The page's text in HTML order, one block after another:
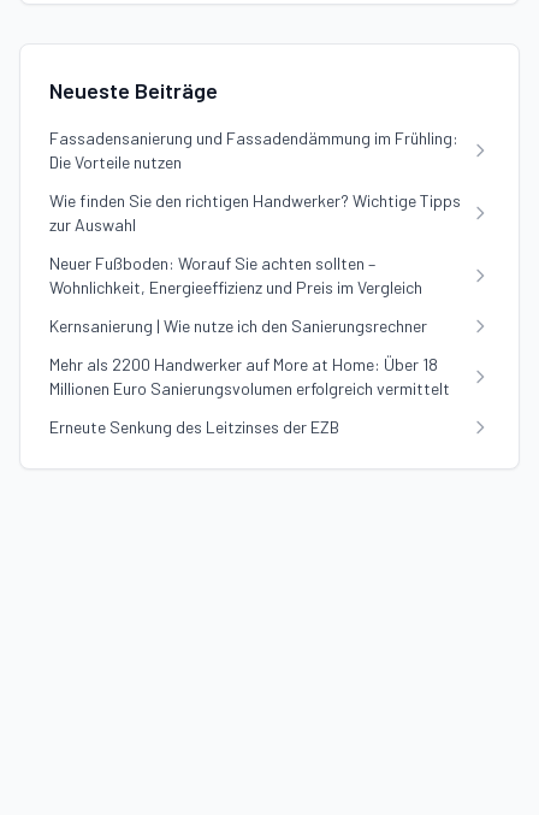
Neueste Beiträge
Fassadensanierung und Fassadendämmung im Frühling:
Die Vorteile nutzen
Wie finden Sie den richtigen Handwerker? Wichtige Tipps
zur Auswahl
Neuer Fußboden: Worauf Sie achten sollten –
Wohnlichkeit, Energieeffizienz und Preis im Vergleich
Kernsanierung | Wie nutze ich den Sanierungsrechner
Mehr als 2200 Handwerker auf More at Home: Über 18
Millionen Euro Sanierungsvolumen erfolgreich vermittelt
Erneute Senkung des Leitzinses der EZB